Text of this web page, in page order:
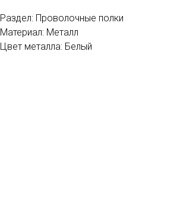
Раздел: Проволочные полки
Материал: Металл
Цвет металла: Белый